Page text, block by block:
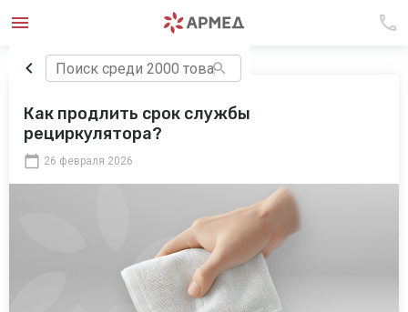
Как продлить срок службы
рециркулятора?
26 февраля 2026